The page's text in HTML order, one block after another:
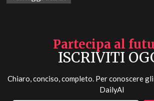
Partecipa al
ISCRIVITI
Chiaro, conciso, completo. Per conoscere
DailyAI